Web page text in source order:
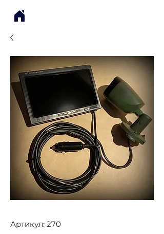
Артикул: 270